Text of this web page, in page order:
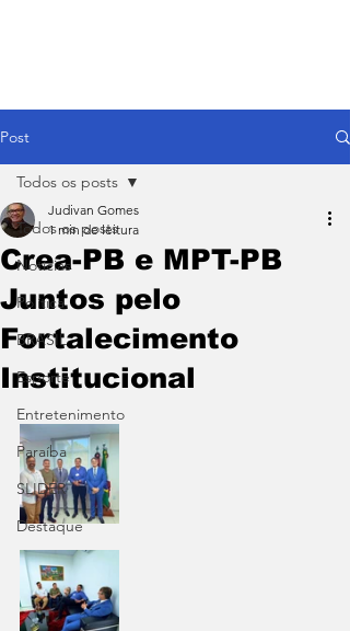
Post
Todos os posts
Notícias
Política
BRASIL
Esporte
Entretenimento
Paraíba
SLIDER
Destaque
Todos os posts
Crea-PB e MPT-PB
Juntos pelo
Fortalecimento
Institucional
Judivan Gomes
1 min de leitura